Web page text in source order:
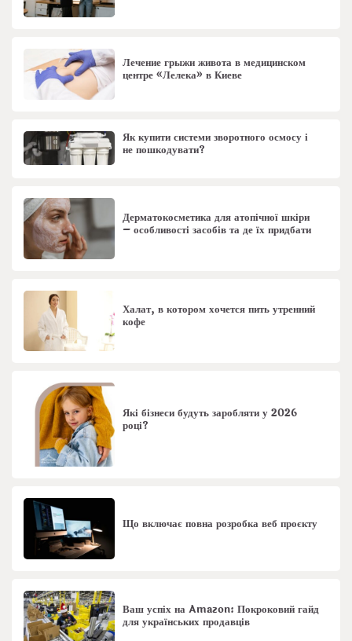
Лечение грыжи живота в медицинском
центре «Лелека» в Киеве
Як купити системи зворотного осмосу і
не пошкодувати?
Дерматокосметика для атопічної шкіри
– особливості засобів та де їх придбати
Халат, в котором хочется пить утренний
кофе
Які бізнеси будуть заробляти у 2026
році?
Що включає повна розробка веб проєкту
Ваш успіх на Amazon: Покроковий гайд
для українських продавців